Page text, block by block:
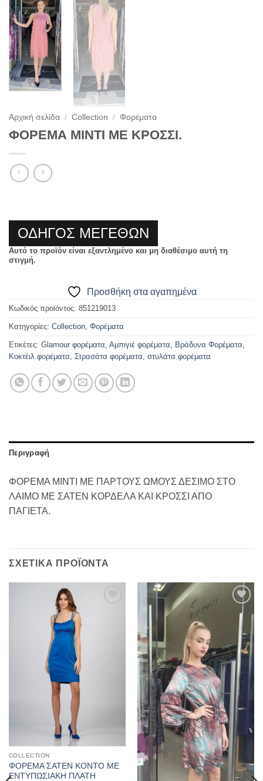
Αρχική σελίδα / Collection / Φορέματα
ΦΟΡΕΜΑ ΜΙΝΤΙ ΜΕ ΚΡΟΣΣΙ.
ΟΔΗΓΟΣ ΜΕΓΕΘΩΝ
Αυτό το προϊόν είναι εξαντλημένο και μη διαθέσιμο αυτή τη
στιγμή.
Προσθήκη στα αγαπημένα
Κωδικός προϊόντος: 851219013
Κατηγορίες: Collection, Φορέματα
Ετικέτες: Glamour φορέματα, Αμπιγιέ φορέματα, Βράδυνα Φορέματα,
Κοκτέιλ φορέματα, Στρασάτα φορέματα, στυλάτα φορέματα
Περιγραφή
ΦΟΡΕΜΑ ΜΙΝΤΙ ΜΕ ΠΑΡΤΟΥΣ ΩΜΟΥΣ ΔΕΣΙΜΟ ΣΤΟ
ΛΑΙΜΟ ΜΕ ΣΑΤΕΝ ΚΟΡΔΕΛΑ ΚΑΙ ΚΡΟΣΣΙ ΑΠΟ
ΠΑΓΙΕΤΑ.
ΣΧΕΤΙΚΆ ΠΡΟΪΌΝΤΑ
COLLECTION
ΦΟΡΕΜΑ ΣΑΤΕΝ ΚΟΝΤΟ ΜΕ
ΕΝΤΥΠΩΣΙΑΚΗ ΠΛΑΤΗ
Προσθήκη
αγαπημένα